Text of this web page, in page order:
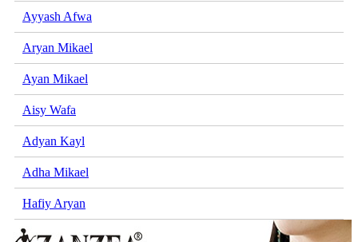
Ayyash Afwa
Aryan Mikael
Ayan Mikael
Aisy Wafa
Adyan Kayl
Adha Mikael
Hafiy Aryan